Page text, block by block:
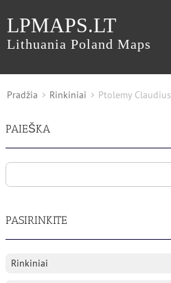
LPMAPS.LT
Lithuania Poland Maps
Pradžia Rinkiniai Ptolemy Claudius
PAIEŠKA
PASIRINKITE
Rinkiniai